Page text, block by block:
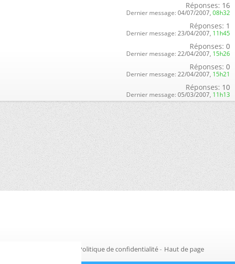
Réponses: 16
Dernier message: 04/07/2007, 08h32
Réponses: 1
Dernier message: 23/04/2007, 11h45
Réponses: 0
Dernier message: 22/04/2007, 15h26
Réponses: 0
Dernier message: 22/04/2007, 15h21
Réponses: 10
Dernier message: 05/03/2007, 11h13
Politique de confidentialité- Haut de page